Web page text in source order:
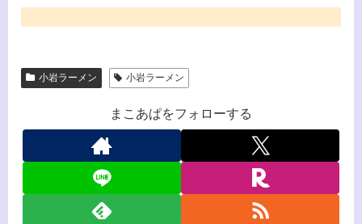
小岩ラーメン 小岩ラーメン
まこあぱをフォローする